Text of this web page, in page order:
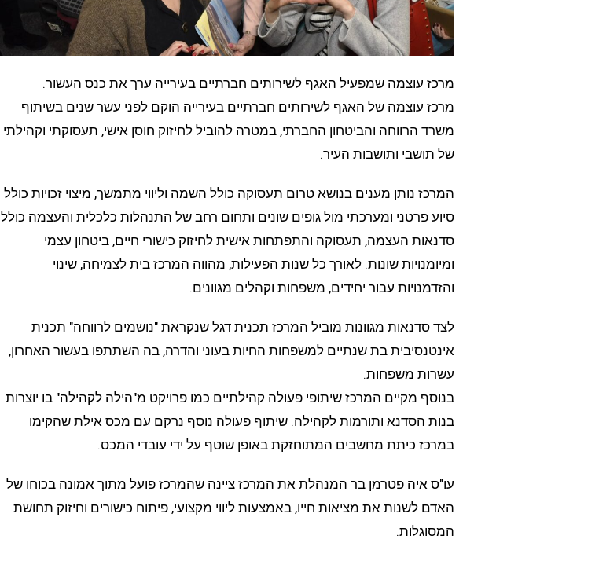
מרכז עוצמה שמפעיל האגף לשירותים חברתיים בעירייה ערך את כנס העשור.
מרכז עוצמה של האגף לשירותים חברתיים בעירייה הוקם לפני עשר שנים בשיתוף
משרד הרווחה והביטחון החברתי, במטרה להוביל לחיזוק חוסן אישי, תעסוקתי וקהילתי
של תושבי ותושבות העיר.
המרכז נותן מענים בנושא טרום תעסוקה כולל השמה וליווי מתמשך, מיצוי זכויות כולל
סיוע פרטני ומערכתי מול גופים שונים ותחום רחב של התנהלות כלכלית והעצמה כולל
סדנאות העצמה, תעסוקה והתפתחות אישית לחיזוק כישורי חיים, ביטחון עצמי
ומיומנויות שונות. לאורך כל שנות הפעילות, מהווה המרכז בית לצמיחה, שינוי
והזדמנויות עבור יחידים, משפחות וקהלים מגוונים.
לצד סדנאות מגוונות מוביל המרכז תכנית דגל שנקראת "נושמים לרווחה" תכנית
אינטנסיבית בת שנתיים למשפחות החיות בעוני והדרה, בה השתתפו בעשור האחרון,
עשרות משפחות.
בנוסף מקיים המרכז שיתופי פעולה קהילתיים כמו פרויקט מ"הילה לקהילה" בו יוצרות
בנות הסדנא ותורמות לקהילה. שיתוף פעולה נוסף נרקם עם מכס אילת שהקימו
במרכז כיתת מחשבים המתוחזקת באופן שוטף על ידי עובדי המכס.
עו"ס איה פטרמן בר המנהלת את המרכז ציינה שהמרכז פועל מתוך אמונה בכוחו של
האדם לשנות את מציאות חייו, באמצעות ליווי מקצועי, פיתוח כישורים וחיזוק תחושת
המסוגלות.